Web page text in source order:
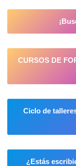
CURSOS DE
Ciclo de
¿Estás